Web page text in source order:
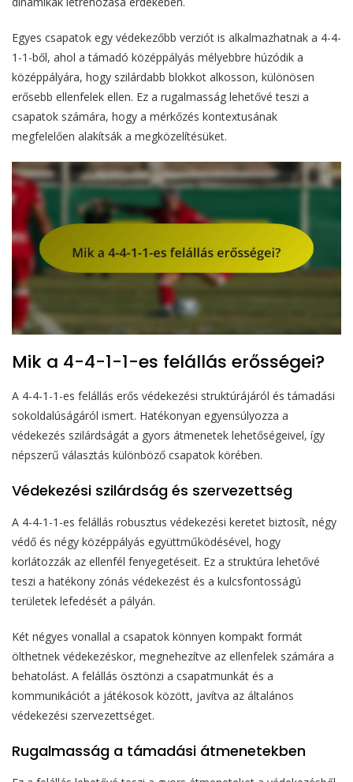
Egyes csapatok egy védekezőbb verziót is alkalmazhatnak a 4-4-
1-1-ből, ahol a támadó középpályás mélyebbre húzódik a
középpályára, hogy szilárdabb blokkot alkosson, különösen
erősebb ellenfelek ellen. Ez a rugalmasság lehetővé teszi a
csapatok számára, hogy a mérkőzés kontextusának
megfelelően alakítsák a megközelítésüket.
Mik a 4-4-1-1-es felállás erősségei?
A 4-4-1-1-es felállás erős védekezési struktúrájáról és támadási
sokoldalúságáról ismert. Hatékonyan egyensúlyozza a
védekezés szilárdságát a gyors átmenetek lehetőségeivel, így
népszerű választás különböző csapatok körében.
Védekezési szilárdság és szervezettség
A 4-4-1-1-es felállás robusztus védekezési keretet biztosít, négy
védő és négy középpályás együttműködésével, hogy
korlátozzák az ellenfél fenyegetéseit. Ez a struktúra lehetővé
teszi a hatékony zónás védekezést és a kulcsfontosságú
területek lefedését a pályán.
Két négyes vonallal a csapatok könnyen kompakt formát
ölthetnek védekezéskor, megnehezítve az ellenfelek számára a
behatolást. A felállás ösztönzi a csapatmunkát és a
kommunikációt a játékosok között, javítva az általános
védekezési szervezettséget.
Rugalmasság a támadási átmenetekben